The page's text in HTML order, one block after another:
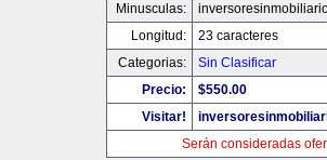
Minusculas:
Longitud:
23 caracteres
Categorias:
Sin Clasificar
Precio:
$550.00
Visitar!
Serán consideradas